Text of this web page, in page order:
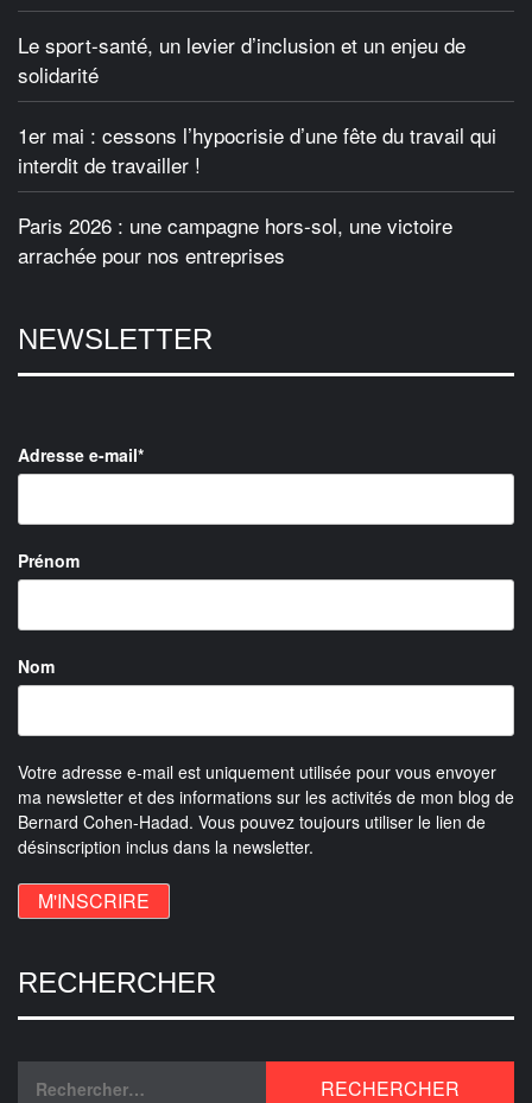
Le sport-santé, un levier d’inclusion et un enjeu de
solidarité
1er mai : cessons l’hypocrisie d’une fête du travail qui
interdit de travailler !
Paris 2026 : une campagne hors-sol, une victoire
arrachée pour nos entreprises
NEWSLETTER
Adresse e-mail*
Prénom
Nom
Votre adresse e-mail est uniquement utilisée pour vous envoyer
ma newsletter et des informations sur les activités de mon blog de
Bernard Cohen-Hadad. Vous pouvez toujours utiliser le lien de
désinscription inclus dans la newsletter.
RECHERCHER